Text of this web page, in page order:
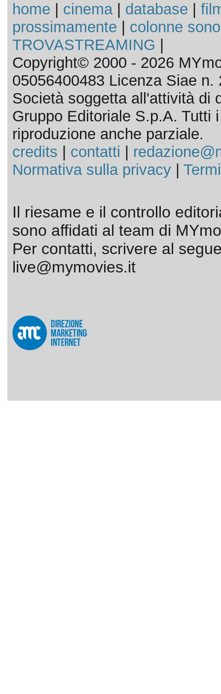
home cinema| database
prossimamente
colonne
TROVASTREAMING
Copyright© 2000 - 2026
05056400483 Licenza Siae n.
Società soggetta all'attività di
Gruppo Editoriale S.p.A. Tutti
riproduzione anche parziale.
credits
contatti
Normativa sulla privacy|
Il riesame e il controllo
sono affidati al team di
Per contatti, scrivere al
live@mymovies.it